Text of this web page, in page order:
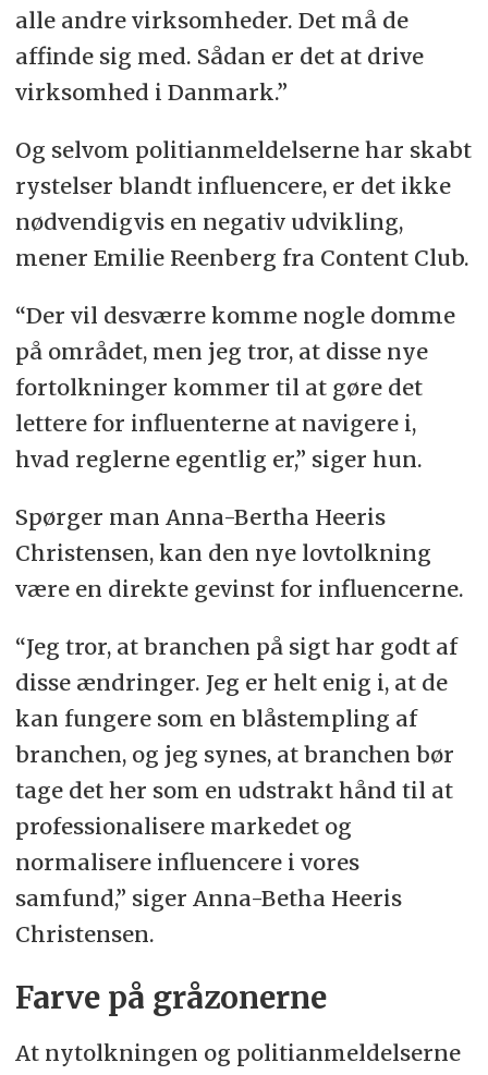
alle andre virksomheder. Det må de
affinde sig med. Sådan er det at drive
virksomhed i Danmark.”
Og selvom politianmeldelserne har skabt
rystelser blandt influencere, er det ikke
nødvendigvis en negativ udvikling,
mener Emilie Reenberg fra Content Club.
“Der vil desværre komme nogle domme
på området, men jeg tror, at disse nye
fortolkninger kommer til at gøre det
lettere for influenterne at navigere i,
hvad reglerne egentlig er,” siger hun.
Spørger man Anna-Bertha Heeris
Christensen, kan den nye lovtolkning
være en direkte gevinst for influencerne.
“Jeg tror, at branchen på sigt har godt af
disse ændringer. Jeg er helt enig i, at de
kan fungere som en blåstempling af
branchen, og jeg synes, at branchen bør
tage det her som en udstrakt hånd til at
professionalisere markedet og
normalisere influencere i vores
samfund,” siger Anna-Betha Heeris
Christensen.
Farve på gråzonerne
At nytolkningen og politianmeldelserne